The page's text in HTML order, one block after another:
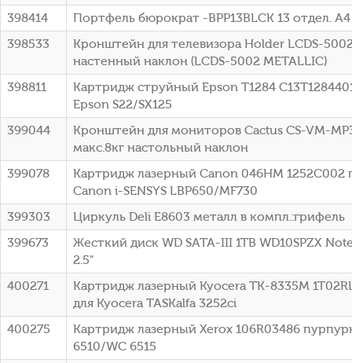
398414
Портфель бюрократ -BPP13BLCK 13 отдел.
398533
Кронштейн для телевизора Holder LCDS-
настенный наклон (LCDS-5002 METALLIC)
398811
Картридж струйный Epson T1284
Epson S22/SX125
399044
Кронштейн для мониторов Cactus CS-VM-
макс.8кг настольный наклон
399078
Картридж лазерный Canon 046HM 1252C002
Canon i-SENSYS LBP650/MF730
399303
Циркуль Deli E8603 металл в компл.:грифель
399673
Жесткий диск WD SATA-III 1TB WD10SPZX
2.5"
400271
Картридж лазерный Kyocera TK-8335M
для Kyocera TASKalfa 3252ci
400275
Картридж лазерный Xerox 106R03486
6510/WC 6515